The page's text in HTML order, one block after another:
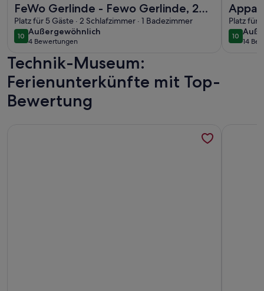
FeWo Gerlinde - Fewo Gerlinde, 2
Schlafzimmer
Platz für 5 Gäste · 2 Schlafzimmer · 1 Badezimmer
1010 von 10
Außergewöhnlich
außergewöhnlich
4 Bewertungen
(4
bewertungen)
Platz für
1010 von
14
(14
Technik-Museum:
Ferienunterkünfte mit Top-
Bewertung